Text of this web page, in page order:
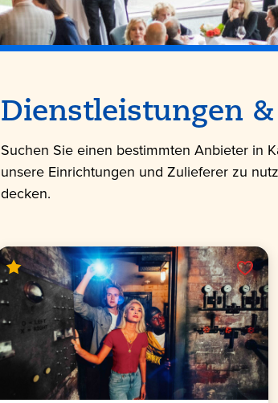
Dienstleistungen
Suchen Sie einen bestimmten Anbieter in
unsere Einrichtungen und Zulieferer zu
decken.